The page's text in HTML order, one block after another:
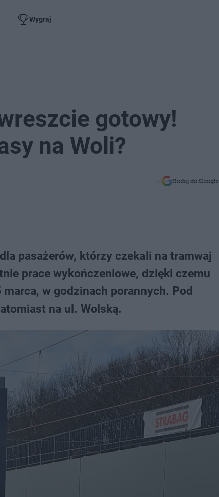
Wygraj
gotowy!
na Woli?
Dodaj do Google
pasażerów, którzy czekali na tramwaj
prace wykończeniowe, dzięki czemu
w godzinach porannych. Pod
na ul. Wolską.